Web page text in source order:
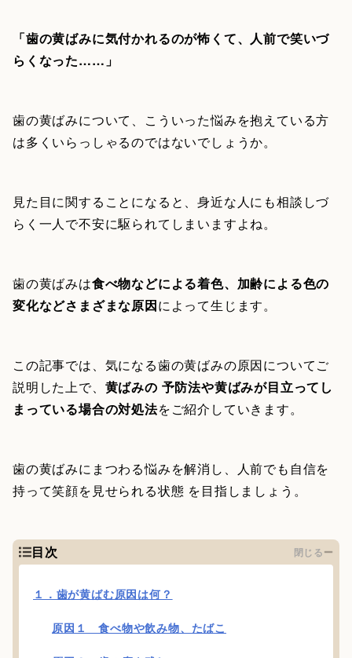
「歯の黄ばみに気付かれるのが怖くて、人前で笑いづ
らくなった……」
歯の黄ばみについて、こういった悩みを抱えている方
は多くいらっしゃるのではないでしょうか。
見た目に関することになると、身近な人にも相談しづ
らく一人で不安に駆られてしまいますよね。
歯の黄ばみは食べ物などによる着色、加齢による色の
変化などさまざまな原因によって生じます。
この記事では、気になる歯の黄ばみの原因についてご
説明した上で、 黄ばみの 予防法や黄ばみが目立ってし
まっている場合の対処法をご紹介していきます。
歯の黄ばみにまつわる悩みを解消し、人前でも自信を
持って笑顔を見せられる状態 を目指しましょう。
目次 閉じる
１．歯が黄ばむ原因は何？
原因１ 食べ物や飲み物、たばこ